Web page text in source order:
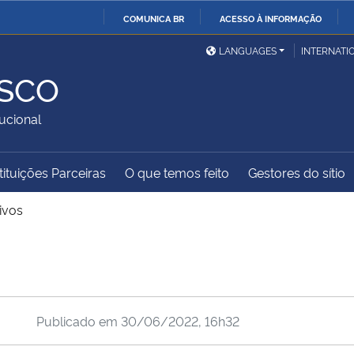
COMUNICA BR ACESSO À INFORMAÇÃO
Ministério da Defesa
Ministério das Relações
Exteriores
Ministério da Cidadania
Ministério do
Controladoria-Geral da
LANGUAGES
Parceiras O que temos feito Gestores do sítio
Publicado em 30/06/2022, 16h32